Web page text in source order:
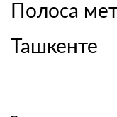
Полоса
Ташкенте